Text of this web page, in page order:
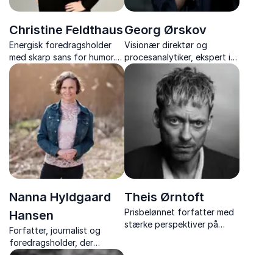
Christine Feldthaus
Energisk foredragsholder
med skarp sans for humor.
Dykker ned i livsstil,
tendenser og bryder tabuer
med et smil.
Georg Ørskov
Visionær direktør og
procesanalytiker, ekspert i
at navigere arbejdskulturer.
Hjælper teams med at finde
og forstå deres unikke rolle.
Nanna Hyldgaard
Hansen
Forfatter, journalist og
foredragsholder, der
Theis Ørntoft
Prisbelønnet forfatter med
stærke perspektiver på